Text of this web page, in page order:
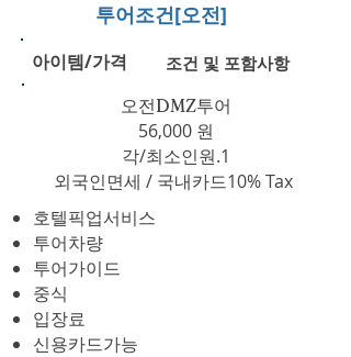
투어조건[오전]
아이템/가격 조건 및 포함사항
​오전DMZ투어
56,000 원
각/최소인원.1
외국인면세 / 국내카드10% Tax
호텔픽업서비스
투어차량
투어가이드
​중식
입장료
신용카드가능